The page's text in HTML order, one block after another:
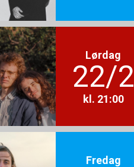
Lørdag
22/2
kl. 21:00
Fredag